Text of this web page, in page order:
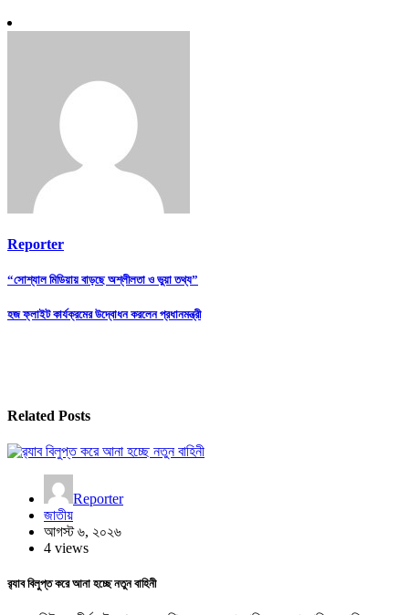
Reporter
Post
navigation
“সোশ্যাল মিডিয়ায় বাড়ছে অশ্লীলতা ও ভুয়া তথ্য”
হজ ফ্লাইট কার্যক্রমের উদ্বোধন করলেন প্রধানমন্ত্রী
Related Posts
Reporter
জাতীয়
আগস্ট ৬, ২০২৬
4 views
র‍্যাব বিলুপ্ত করে আনা হচ্ছে নতুন বাহিনী